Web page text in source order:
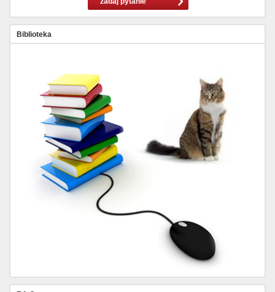
Biblioteka